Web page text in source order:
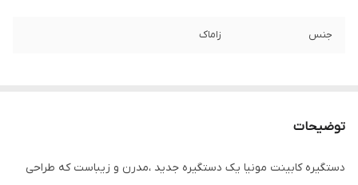
جنس زاماک
توضیحات
دستگیره کابینت مونیا یک دستگیره جدید ،مدرن و زیباست که طراحی